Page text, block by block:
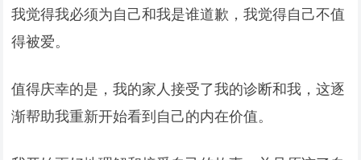
我觉得我必须为自己和我是谁道歉，我觉得自己不值
得被爱。
值得庆幸的是，我的家人接受了我的诊断和我，这逐
渐帮助我重新开始看到自己的内在价值。